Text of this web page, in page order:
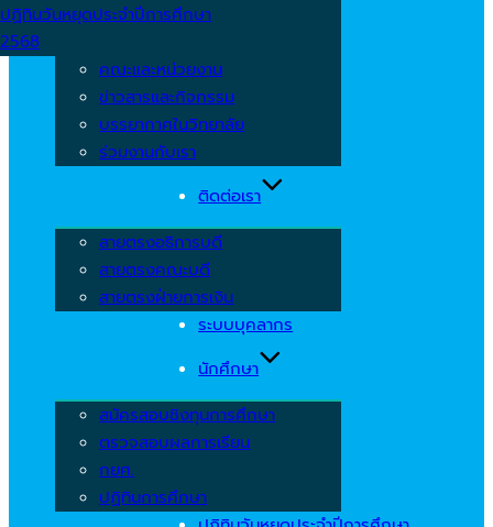
ปฏิทินวันหยุดประจำปีการศึกษา
2568
คณะและหน่วยงาน
ข่าวสารและกิจกรรม
บรรยากาศในวิทยาลัย
ร่วมงานกับเรา
ติดต่อเรา
สายตรงอธิการบดี
สายตรงคณะบดี
สายตรงฝ่ายการเงิน
ระบบบุคลากร
นักศึกษา
สมัครสอบชิงทุนการศึกษา
ตรวจสอบผลการเรียน
กยศ.
ปฏิทินการศึกษา